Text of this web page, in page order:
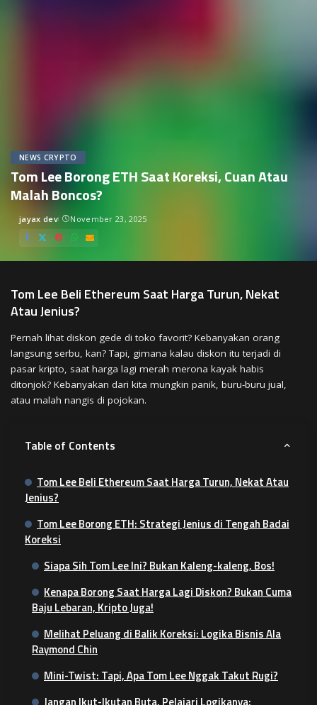
NEWS CRYPTO
Tom Lee Borong ETH Saat Koreksi, Cuan Atau
Malah Boncos?
Posted
by
jayax dev November 23, 2025
Tom Lee Beli Ethereum Saat Harga Turun, Nekat
Atau Jenius?
Pernah lihat diskon gede di toko favorit? Kebanyakan orang
langsung serbu, kan? Tapi, gimana kalau diskon itu terjadi di
pasar kripto, saat harga lagi merah merona kayak habis
ditonjok? Kebanyakan dari kita mungkin panik, buru-buru jual,
atau malah nangis di pojokan.
Table of Contents
Tom Lee Beli Ethereum Saat Harga Turun, Nekat Atau
Jenius?
Tom Lee Borong ETH: Strategi Jenius di Tengah Badai
Koreksi
Siapa Sih Tom Lee Ini? Bukan Kaleng-kaleng, Bos!
Kenapa Borong Saat Harga Lagi Diskon? Bukan Cuma
Baju Lebaran, Kripto Juga!
Melihat Peluang di Balik Koreksi: Logika Bisnis Ala
Raymond Chin
Mini-Twist: Tapi, Apa Tom Lee Nggak Takut Rugi?